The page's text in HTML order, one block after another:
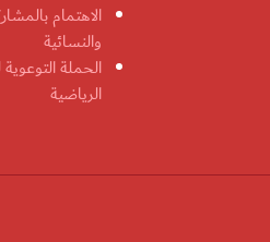
الاهتمام
والنسائية
الحملة
الرياضية